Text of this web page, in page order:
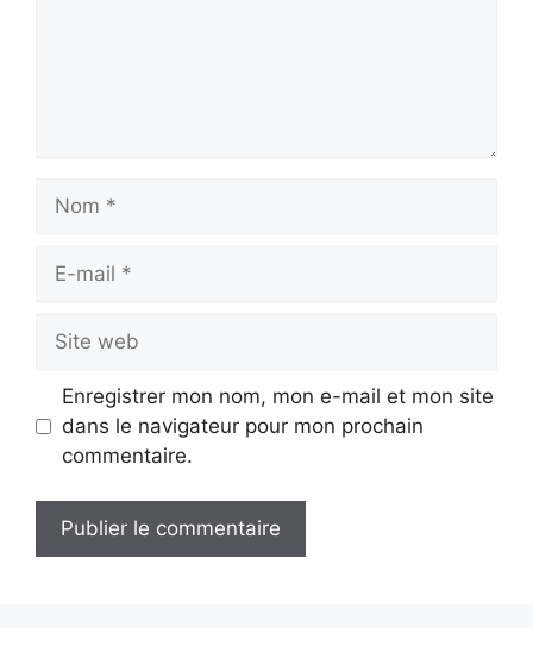
mail
web
Enregistrer mon nom, mon e-mail et mon site
dans le navigateur pour mon prochain
commentaire.